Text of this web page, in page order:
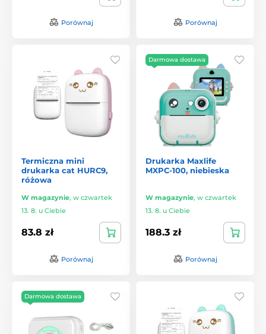
Porównaj Porównaj
Termiczna mini
drukarka cat HURC9,
różowa
W magazynie, w czwartek
13. 8. u Ciebie
83.8 zł
Porównaj
Darmowa dostawa
Drukarka Maxlife
MXPC-100, niebieska
W magazynie, w czwartek
13. 8. u Ciebie
188.3 zł
Porównaj
Darmowa dostawa